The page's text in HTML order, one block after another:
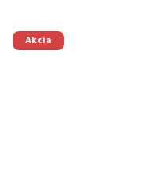
Akcia